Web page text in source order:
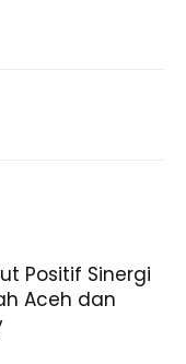
Positif Sinergi
Aceh dan